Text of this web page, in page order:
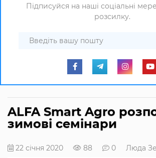
Підписуйся на наші соціальні
розсилку.
ALFA Smart Agro
зимові семінари
22 січня 2020 88 0 Люда